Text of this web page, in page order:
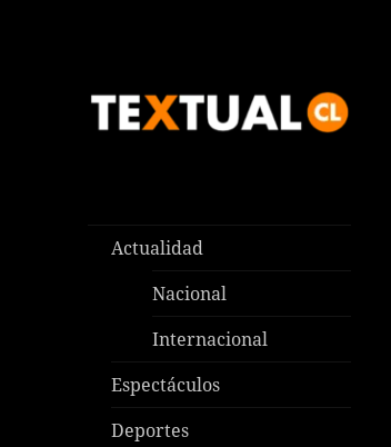
Actualidad
Nacional
Internacional
Espectáculos
Deportes